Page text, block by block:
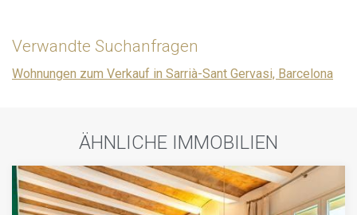
Verwandte Suchanfragen
Wohnungen zum Verkauf in Sarrià-Sant Gervasi, Barcelona
ÄHNLICHE IMMOBILIEN